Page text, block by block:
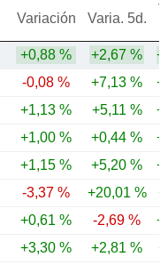
Variación Varia. 5d.
+0,88 % +2,67 %
-0,08 % +7,13 %
+1,13 % +5,11 %
+1,00 % +0,44 %
+1,15 % +5,20 %
-3,37 % +20,01 %
+0,61 % -2,69 %
+3,30 % +2,81 %